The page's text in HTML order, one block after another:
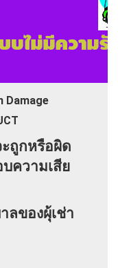
Damage
ะถูกหรือผิด
ความเสีย
ลของผุ้เช่า